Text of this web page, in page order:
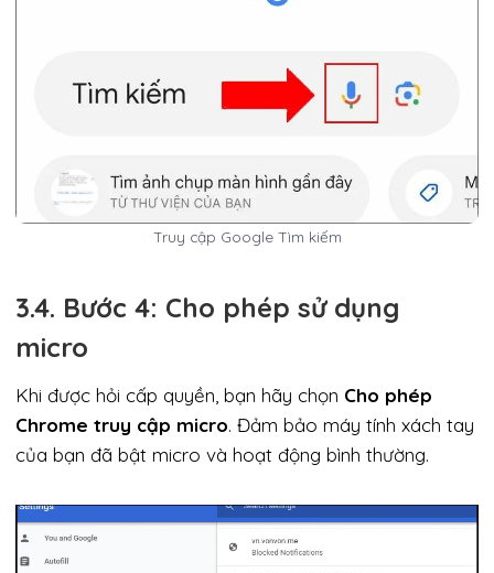
Truy cập Google Tìm kiếm
3.4. Bước 4: Cho phép sử dụng
micro
Khi được hỏi cấp quyền, bạn hãy chọn Cho phép
Chrome truy cập micro. Đảm bảo máy tính xách tay
của bạn đã bật micro và hoạt động bình thường.